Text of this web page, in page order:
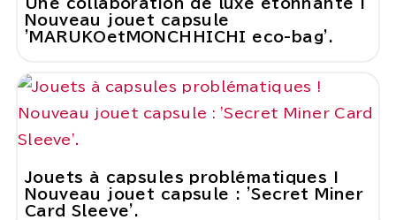
Une collaboration de luxe étonnante !
Nouveau jouet capsule
'MARUKOetMONCHHICHI eco-bag'.
Jouets à capsules problématiques !
Nouveau jouet capsule : 'Secret Miner
Card Sleeve'.